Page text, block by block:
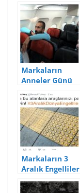
Markaların
Anneler Günü
Videoları
Markaların 3
Aralık Engelliler
Günü
Paylaşımları